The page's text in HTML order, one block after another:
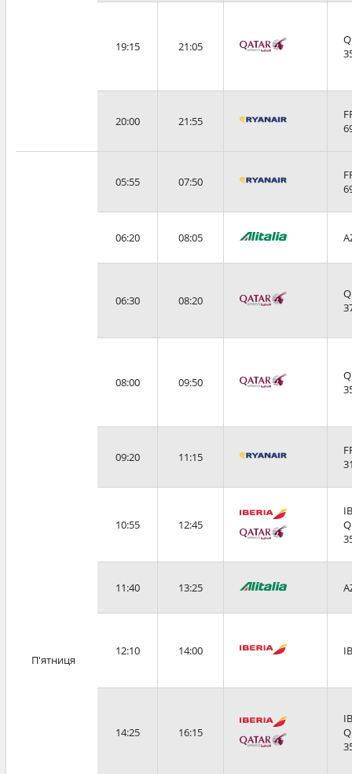
19:15 21:05
20:00 21:55
П'ятниця
05:55 07:50
06:20 08:05
06:30 08:20
08:00 09:50
09:20 11:15
10:55 12:45
11:40 13:25
12:10 14:00
14:25 16:15